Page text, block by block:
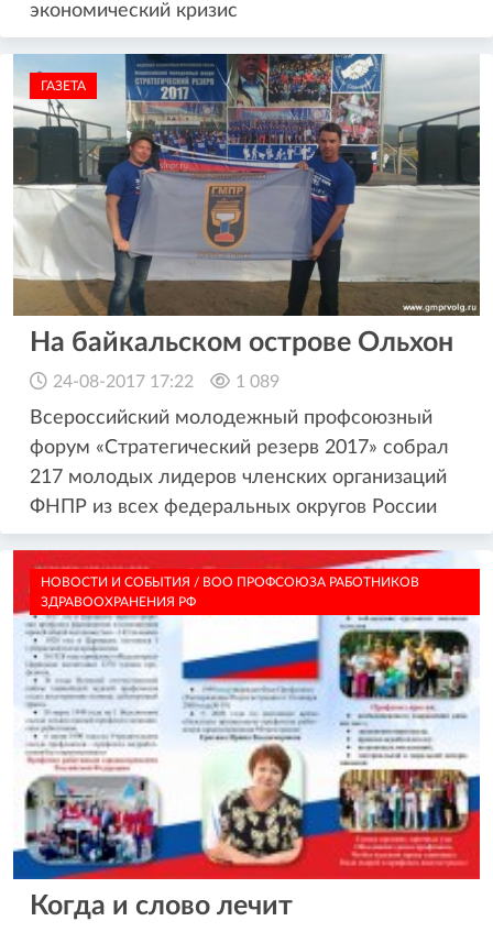
экономический кризис
ГАЗЕТА
На байкальском острове Ольхон
24-08-2017 17:22 1 089
Всероссийский молодежный профсоюзный
форум «Стратегический резерв 2017» собрал
217 молодых лидеров членских организаций
ФНПР из всех федеральных округов России
НОВОСТИ И СОБЫТИЯ / ВОО ПРОФСОЮЗА РАБОТНИКОВ
ЗДРАВООХРАНЕНИЯ РФ
Когда и слово лечит